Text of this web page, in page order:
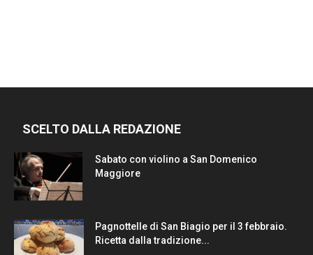
SCELTO DALLA REDAZIONE
Sabato con violino a San Domenico
Maggiore
Pagnottelle di San Biagio per il 3 febbraio.
Ricetta dalla tradizione...